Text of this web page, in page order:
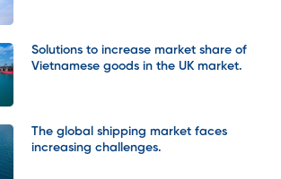
Solutions to increase market share of
Vietnamese goods in the UK market.
The global shipping market faces
increasing challenges.